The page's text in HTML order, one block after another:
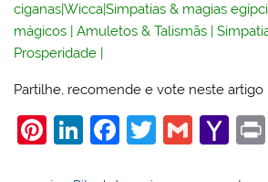
ciganas|Wicca|Simpatias & magias
mágicos |Amuletos & Talismãs |
Prosperidade
Partilhe, recomende e vote neste artigo
Pi Li F
T
G
Y